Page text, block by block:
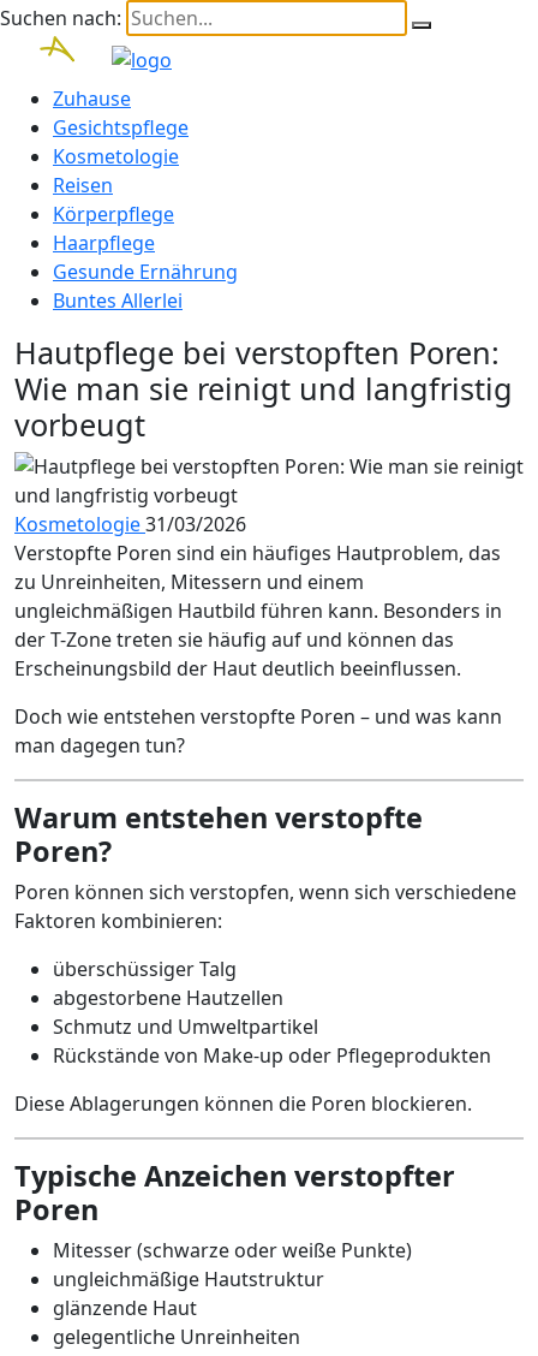
Suchen nach:
Zuhause
Gesichtspflege
Kosmetologie
Reisen
Körperpflege
Haarpflege
Gesunde Ernährung
Buntes Allerlei
Hautpflege bei verstopften Poren:
Wie man sie reinigt und langfristig
vorbeugt
Kosmetologie31/03/2026
Verstopfte Poren sind ein häufiges Hautproblem, das
zu Unreinheiten, Mitessern und einem
ungleichmäßigen Hautbild führen kann. Besonders in
der T-Zone treten sie häufig auf und können das
Erscheinungsbild der Haut deutlich beeinflussen.
Doch wie entstehen verstopfte Poren – und was kann
man dagegen tun?
Warum entstehen verstopfte
Poren?
Poren können sich verstopfen, wenn sich verschiedene
Faktoren kombinieren:
überschüssiger Talg
abgestorbene Hautzellen
Schmutz und Umweltpartikel
Rückstände von Make-up oder Pflegeprodukten
Diese Ablagerungen können die Poren blockieren.
Typische Anzeichen verstopfter
Poren
Mitesser (schwarze oder weiße Punkte)
ungleichmäßige Hautstruktur
glänzende Haut
gelegentliche Unreinheiten